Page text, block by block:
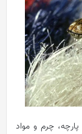
چرم و مواد